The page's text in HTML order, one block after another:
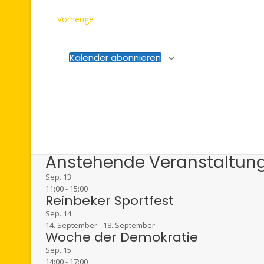
VorherigeVeranstaltungen
Kalender abonnieren
Anstehende
Sep. 13
11:00- 15:00
Reinbeker Sportfest
Sep. 14
14. September- 18. September
Woche der Demokratie
Sep. 15
14:00- 17:00